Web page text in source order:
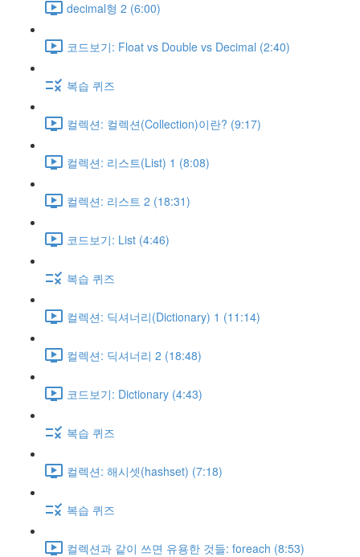
decimal형 2 (6:00)
코드보기: Float vs Double vs Decimal (2:40)
복습 퀴즈
컬렉션: 컬렉션(Collection)이란? (9:17)
컬렉션: 리스트(List) 1 (8:08)
컬렉션: 리스트 2 (18:31)
코드보기: List (4:46)
복습 퀴즈
컬렉션: 딕셔너리(Dictionary) 1 (11:14)
컬렉션: 딕셔너리 2 (18:48)
코드보기: Dictionary (4:43)
복습 퀴즈
컬렉션: 해시셋(hashset) (7:18)
복습 퀴즈
컬렉션과 같이 쓰면 유용한 것들: foreach (8:53)